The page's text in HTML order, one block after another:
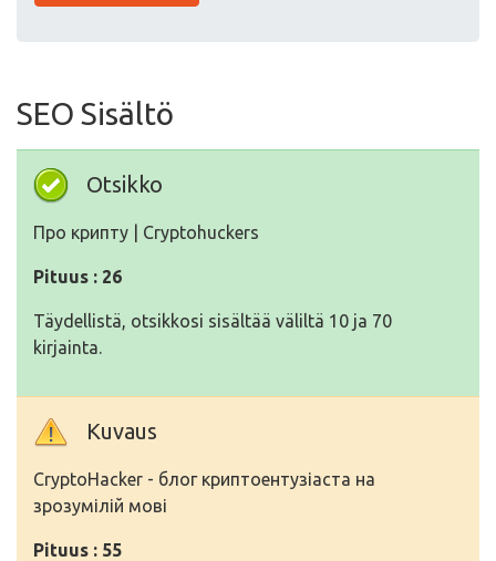
SEO Sisältö
Otsikko
Про крипту | Cryptohuckers
Pituus : 26
Täydellistä, otsikkosi sisältää väliltä 10 ja 70
kirjainta.
Kuvaus
CryptoHacker - блог криптоентузіаста на
зрозумілій мові
Pituus : 55